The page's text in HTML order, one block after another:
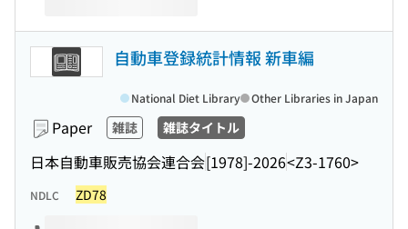
自動車登録統計情報 新車編
Paper 雑誌 雑誌タイトル
日本自動車販売協会連合会[1978]-2026<Z3-1760>
National Diet Library Other Libraries in Japan
NDLC ZD78
Volumes of this title